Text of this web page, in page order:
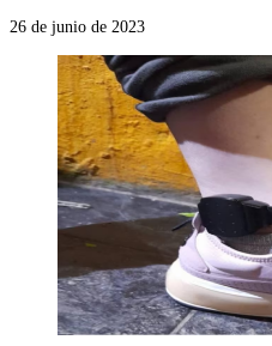
26 de junio de 2023